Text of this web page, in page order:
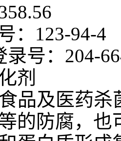
：123-94-4
录号：204-
剂
品及医药
的防腐，